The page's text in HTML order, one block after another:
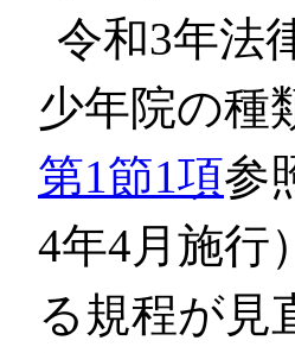
令和3年法
少年院の種
第1節1項参
4年4月施行
る規程が見